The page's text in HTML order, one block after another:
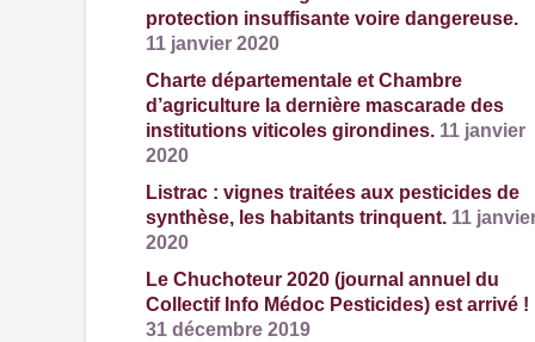
protection insuffisante voire dangereuse.
11 janvier 2020
Charte départementale et Chambre
d’agriculture la dernière mascarade des
institutions viticoles girondines. 11 janvier
2020
Listrac : vignes traitées aux pesticides de
synthèse, les habitants trinquent. 11
2020
Le Chuchoteur 2020 (journal annuel du
Collectif Info Médoc Pesticides) est arrivé !
31 décembre 2019